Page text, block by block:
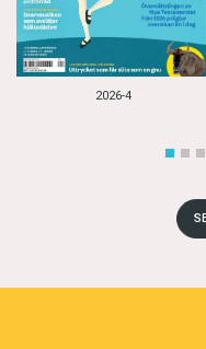
2026-4